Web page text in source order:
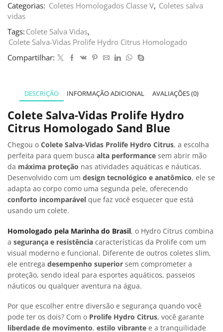
Categorias: Coletes Homologados Classe V, Coletes salva
vidas
Tags: Colete Salva Vidas,
Colete Salva-Vidas Prolife Hydro Citrus Homologado
Compartilhar:
DESCRIÇÃO INFORMAÇÃO ADICIONAL AVALIAÇÕES (0)
Colete Salva-Vidas Prolife Hydro
Citrus Homologado Sand Blue
Chegou o Colete Salva-Vidas Prolife Hydro Citrus, a escolha
perfeita para quem busca alta performance sem abrir mão
da máxima proteção nas atividades aquáticas e náuticas.
Desenvolvido com um design tecnológico e anatômico, ele se
adapta ao corpo como uma segunda pele, oferecendo
conforto incomparável que faz você esquecer que está
usando um colete.
Homologado pela Marinha do Brasil, o Hydro Citrus combina
a segurança e resistência características da Prolife com um
visual moderno e funcional. Diferente de outros coletes slim,
ele entrega desempenho superior sem comprometer a
proteção, sendo ideal para esportes aquáticos, passeios
náuticos ou qualquer aventura na água.
Por que escolher entre diversão e segurança quando você
pode ter os dois? Com o Prolife Hydro Citrus, você garante
liberdade de movimento, estilo vibrante e a tranquilidade